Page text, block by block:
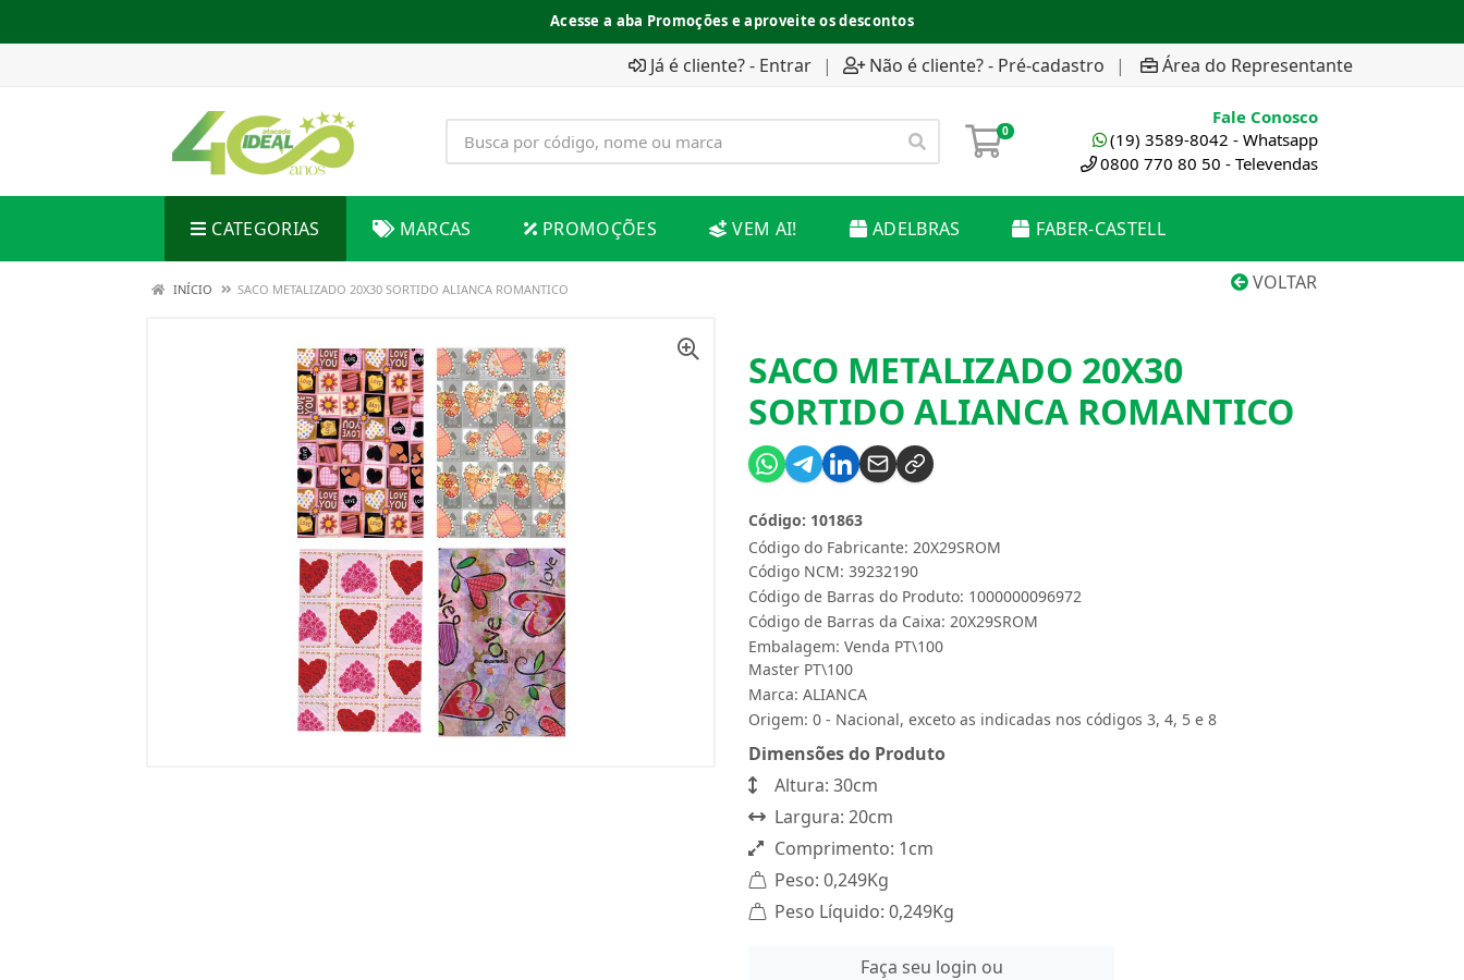
Acesse a aba Promoções e aproveite os descontos
Já é cliente? - Entrar | Não é cliente? - Pré-cadastro | Área do Representante
0
Fale Conosco
(19) 3589-8042 - Whatsapp
0800 770 80 50 - Televendas
CATEGORIAS MARCAS PROMOÇÕES VEM AI! ADELBRAS FABER-CASTELL
VOLTAR
INÍCIO SACO METALIZADO 20X30 SORTIDO ALIANCA ROMANTICO
SACO METALIZADO 20X30
SORTIDO ALIANCA ROMANTICO
Código do Fabricante: 20X29SROM
Código: 101863
Código NCM: 39232190
Código de Barras do Produto: 1000000096972
Código de Barras da Caixa: 20X29SROM
Embalagem: Venda PT\100
Master PT\100
Marca: ALIANCA
Origem: 0 - Nacional, exceto as indicadas nos códigos 3, 4, 5 e 8
Dimensões do Produto
Altura: 30cm
Largura: 20cm
Comprimento: 1cm
Peso: 0,249Kg
Peso Líquido: 0,249Kg
Faça seu login ou